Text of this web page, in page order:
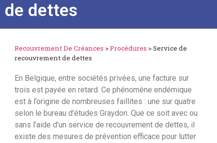
de dettes
Recouvrement De Créances >Procédures >Service de
recouvrement de dettes
En Belgique, entre sociétés privées, une facture sur
trois est payée en retard. Ce phénomène endémique
est à l’origine de nombreuses faillites : une sur quatre
selon le bureau d’études Graydon. Que ce soit avec ou
sans l’aide d’un service de recouvrement de dettes, il
existe des mesures de prévention efficace pour lutter